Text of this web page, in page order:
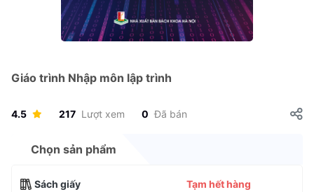
Giáo trình Nhập môn lập trình
4.5 217 Lượt xem 0 Đã bán
Chọn sản phẩm
Sách giấy Tạm hết hàng